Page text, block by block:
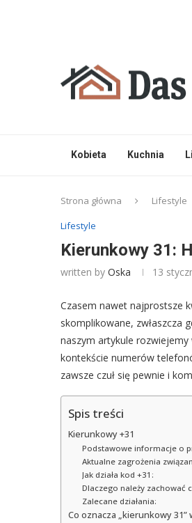
Kobieta Kuchnia
Strona główna Lifestyle
Lifestyle
Kierunkowy 31:
written by Oska 13
Czasem nawet najprostsze
skomplikowane, zwłaszcza
naszym artykule rozwiejemy
kontekście numerów
zawsze czuł się pewnie i
Spis treści
Kierunkowy +31
Podstawowe informacje o
Aktualne zagrożenia
Jak działa kod +31:
Dlaczego należy zachować
Zalecane działania:
Co oznacza „kierunkowy